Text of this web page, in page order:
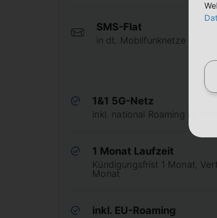
SMS-Flat
in dt. Mobilfunknetze
1&1 5G-Netz
inkl. national Roaming im
1 Monat Laufzeit
Kündigungsfrist 1 Monat,
Monat
inkl. EU-Roaming